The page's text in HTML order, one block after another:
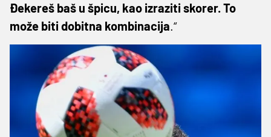
Đekereš baš u špicu, kao izraziti skorer. To
može biti dobitna kombinacija.“